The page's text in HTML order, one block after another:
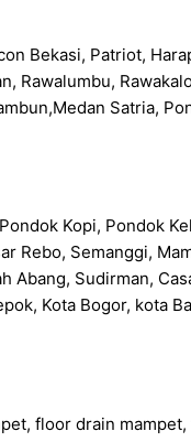
Bekasi, Patriot,
Rawalumbu,
Satria,
Kopi, Pondok
Rebo, Semanggi,
Abang, Sudirman,
Kota Bogor, kota
floor drain